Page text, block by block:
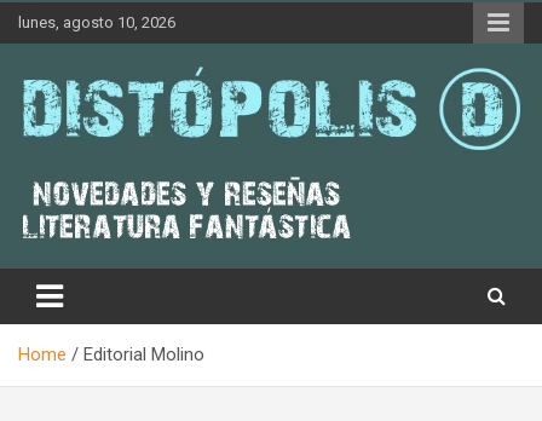
Skip
lunes, agosto 10, 2026
Distópolis
Home Editorial Molino